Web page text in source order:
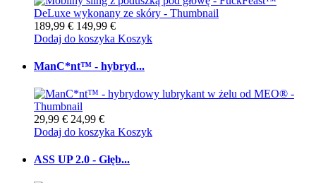
189,99 € 149,99 €
Dodaj do koszyka Koszyk
ManC*nt™ - hybryd...
29,99 € 24,99 €
Dodaj do koszyka Koszyk
ASS UP 2.0 - Głęb...